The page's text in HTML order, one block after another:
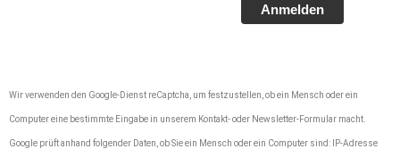
Anmelden
Wir verwenden den Google-Dienst reCaptcha, um festzustellen, ob ein Mensch oder ein
Computer eine bestimmte Eingabe in unserem Kontakt- oder Newsletter-Formular macht.
Google prüft anhand folgender Daten, ob Sie ein Mensch oder ein Computer sind: IP-Adresse